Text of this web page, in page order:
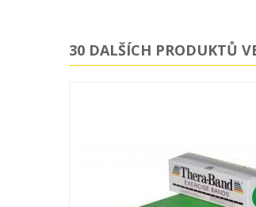
30 DALŠÍCH PRODUKTŮ